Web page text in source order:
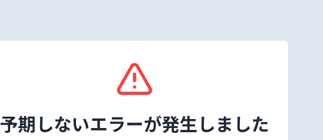
予期しないエラーが発生しました